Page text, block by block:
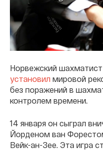
Норвежский
установил мировой
без поражений в
контролем времени.
14 января он сыграл
Йорденом ван
Вейк-ан-Зее. Эта игра